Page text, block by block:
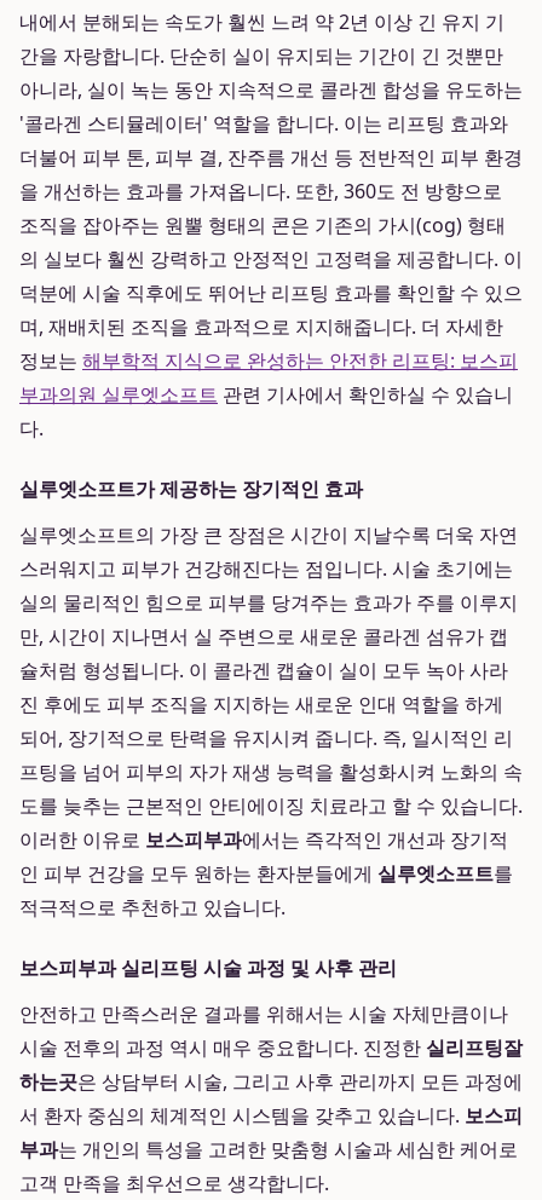
내에서 분해되는 속도가 훨씬 느려 약 2년 이상 긴 유지 기
간을 자랑합니다. 단순히 실이 유지되는 기간이 긴 것뿐만
아니라, 실이 녹는 동안 지속적으로 콜라겐 합성을 유도하는
'콜라겐 스티뮬레이터' 역할을 합니다. 이는 리프팅 효과와
더불어 피부 톤, 피부 결, 잔주름 개선 등 전반적인 피부 환경
을 개선하는 효과를 가져옵니다. 또한, 360도 전 방향으로
조직을 잡아주는 원뿔 형태의 콘은 기존의 가시(cog) 형태
의 실보다 훨씬 강력하고 안정적인 고정력을 제공합니다. 이
덕분에 시술 직후에도 뛰어난 리프팅 효과를 확인할 수 있으
며, 재배치된 조직을 효과적으로 지지해줍니다. 더 자세한
정보는 해부학적 지식으로 완성하는 안전한 리프팅: 보스피
부과의원 실루엣소프트 관련 기사에서 확인하실 수 있습니
다.
실루엣소프트가 제공하는 장기적인 효과
실루엣소프트의 가장 큰 장점은 시간이 지날수록 더욱 자연
스러워지고 피부가 건강해진다는 점입니다. 시술 초기에는
실의 물리적인 힘으로 피부를 당겨주는 효과가 주를 이루지
만, 시간이 지나면서 실 주변으로 새로운 콜라겐 섬유가 캡
슐처럼 형성됩니다. 이 콜라겐 캡슐이 실이 모두 녹아 사라
진 후에도 피부 조직을 지지하는 새로운 인대 역할을 하게
되어, 장기적으로 탄력을 유지시켜 줍니다. 즉, 일시적인 리
프팅을 넘어 피부의 자가 재생 능력을 활성화시켜 노화의 속
도를 늦추는 근본적인 안티에이징 치료라고 할 수 있습니다.
이러한 이유로 보스피부과에서는 즉각적인 개선과 장기적
인 피부 건강을 모두 원하는 환자분들에게 실루엣소프트를
적극적으로 추천하고 있습니다.
보스피부과 실리프팅 시술 과정 및 사후 관리
안전하고 만족스러운 결과를 위해서는 시술 자체만큼이나
시술 전후의 과정 역시 매우 중요합니다. 진정한 실리프팅잘
하는곳은 상담부터 시술, 그리고 사후 관리까지 모든 과정에
서 환자 중심의 체계적인 시스템을 갖추고 있습니다. 보스피
부과는 개인의 특성을 고려한 맞춤형 시술과 세심한 케어로
고객 만족을 최우선으로 생각합니다.